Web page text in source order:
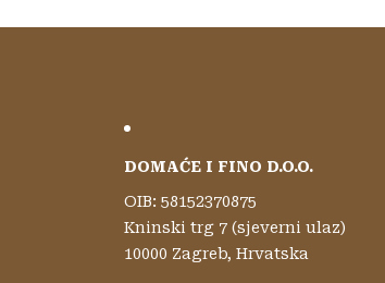
DOMAĆE I FINO D.O.O.
OIB: 58152370875
Kninski trg 7 (sjeverni ulaz)
10000 Zagreb, Hrvatska